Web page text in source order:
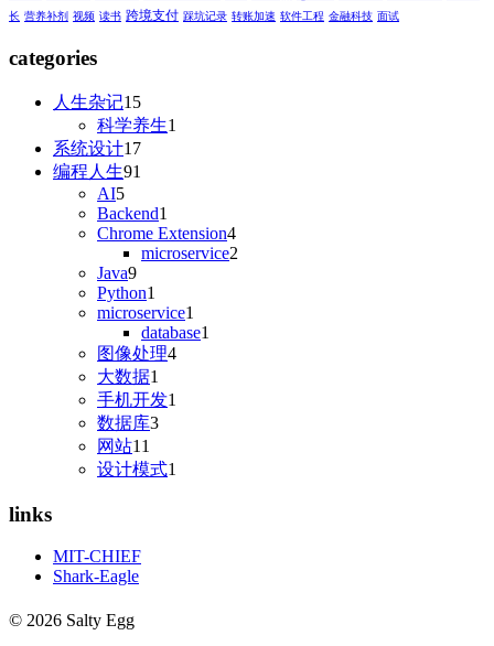
长 营养补剂 视频 读书 跨境支付 踩坑记录 转账加速 软件工程 金融科技 面试
categories
人生杂记15
科学养生1
系统设计17
编程人生91
AI5
Backend1
Chrome Extension4
microservice2
Java9
Python1
microservice1
database1
图像处理4
大数据1
手机开发1
数据库3
网站11
设计模式1
links
MIT-CHIEF
Shark-Eagle
© 2026 Salty Egg